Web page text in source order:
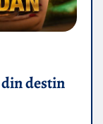
destin